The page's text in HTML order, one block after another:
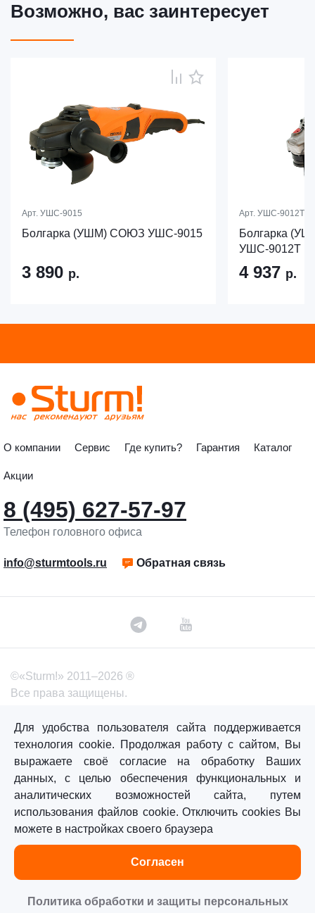
Возможно, вас заинтересует
Арт. УШС-9015
Болгарка (УШМ) СОЮЗ УШС-9015
3 890 р.
Арт. УШС-9012Т
Болгарка
УШС-9012Т
4 937 р.
О компании Сервис Где купить? Гарантия Каталог
Акции
8 (495) 627-57-97
Телефон головного офиса
info@sturmtools.ru Обратная связь
©«Sturm!» 2011–2026 ®
Все права защищены.
Согласие на обработку персональных данных
Главная Каталог Сравнение Избранное
Для удобства пользователя сайта поддерживается
технология cookie. Продолжая работу с сайтом, Вы
выражаете своё согласие на обработку Ваших
данных, с целью обеспечения функциональных и
аналитических возможностей сайта, путем
использования файлов cookie. Отключить cookies Вы
можете в настройках своего браузера
Согласен
Политика обработки и защиты персональных